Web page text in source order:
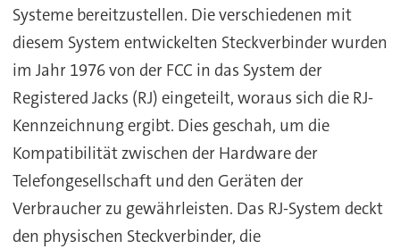
Systeme bereitzustellen. Die verschiedenen mit
diesem System entwickelten Steckverbinder wurden
im Jahr 1976 von der FCC in das System der
Registered Jacks (RJ) eingeteilt, woraus sich die RJ-
Kennzeichnung ergibt. Dies geschah, um die
Kompatibilität zwischen der Hardware der
Telefongesellschaft und den Geräten der
Verbraucher zu gewährleisten. Das RJ-System deckt
den physischen Steckverbinder, die